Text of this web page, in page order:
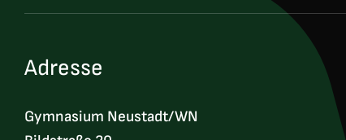
Adresse
Gymnasium Neustadt/WN